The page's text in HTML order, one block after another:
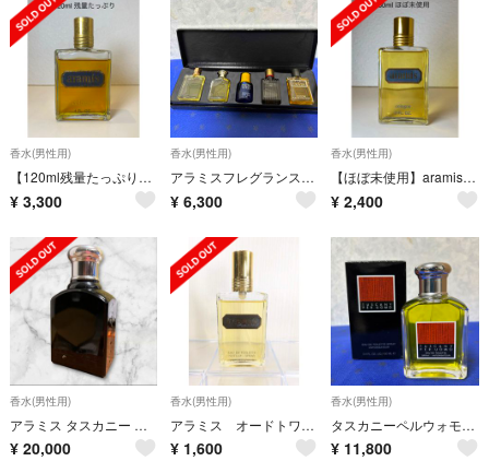
香水(男性用)
【120ml残量たっぷり】aramis EDC アラミス オーデコロン
¥ 3,300
香水(男性用)
アラミスフレグランスコレクション未使用
¥ 6,300
香水(男性用)
【ほぼ未使用】aramis EDC アラミス オーデコロン 60ml
¥ 2,400
香水(男性用)
アラミス タスカニー ペル ウォモ フォルテ EDT 100ml 香水
¥ 20,000
香水(男性用)
アラミス オードトワレ 60ml
¥ 1,600
香水(男性用)
タスカニーペルウォモ オードトワレ 100ml未使用
¥ 11,800